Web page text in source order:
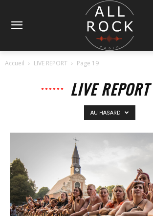
Accueil LIVE REPORT Page 19
LIVE REPORT
AU HASARD